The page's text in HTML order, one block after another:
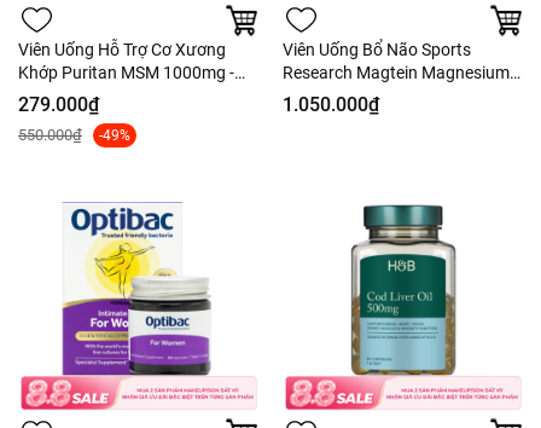
Viên Uống Hỗ Trợ Cơ Xương
Khớp Puritan MSM 1000mg -
120 Viên
279.000₫
550.000₫ -49%
Viên Uống Bổ Não Sports
Research Magtein Magnesium
L-Threonate 2000mg 135 Viên -
Hàng Costco
1.050.000₫